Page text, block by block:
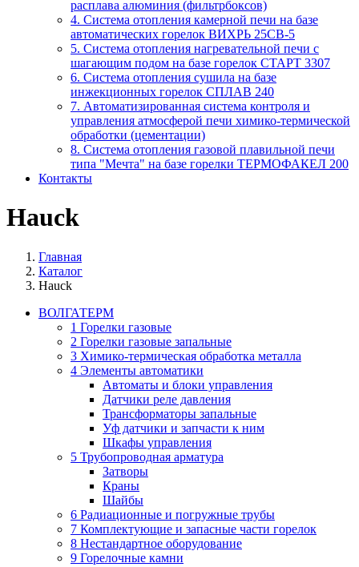
расплава алюминия (фильтрбоксов)
4. Система отопления камерной печи на базе
автоматических горелок ВИХРЬ 25СВ-5
5. Система отопления нагревательной печи с
шагающим подом на базе горелок СТАРТ 3307
6. Система отопления сушила на базе
инжекционных горелок СПЛАВ 240
7. Автоматизированная система контроля и
управления атмосферой печи химико-термической
обработки (цементации)
8. Система отопления газовой плавильной печи
типа "Мечта" на базе горелки ТЕРМОФАКЕЛ 200
Контакты
Hauck
Главная
Каталог
Hauck
ВОЛГАТЕРМ
1 Горелки газовые
2 Горелки газовые запальные
3 Химико-термическая обработка металла
4 Элементы автоматики
Автоматы и блоки управления
Датчики реле давления
Трансформаторы запальные
Уф датчики и запчасти к ним
Шкафы управления
5 Трубопроводная арматура
Затворы
Краны
Шайбы
6 Радиационные и погружные трубы
7 Комплектующие и запасные части горелок
8 Нестандартное оборудование
9 Горелочные камни